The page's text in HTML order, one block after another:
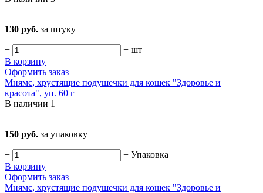
130 руб. за штуку
− + шт
В корзину
Оформить заказ
Мнямс, хрустящие подушечки для кошек "Здоровье и
красота", уп. 60 г
В наличии 1
150 руб. за упаковку
− + Упаковка
В корзину
Оформить заказ
Мнямс, хрустящие подушечки для кошек "Здоровье и